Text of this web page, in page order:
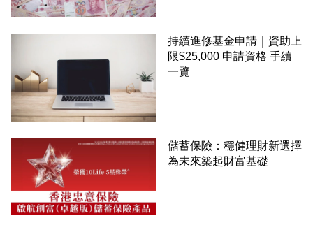
持續進修基金申請｜資助上
限$25,000 申請資格 手續
一覽
儲蓄保險：穩健理財新選擇
為未來築起財富基礎